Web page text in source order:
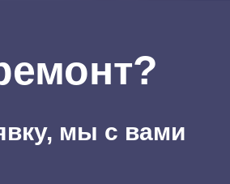
мы с вами